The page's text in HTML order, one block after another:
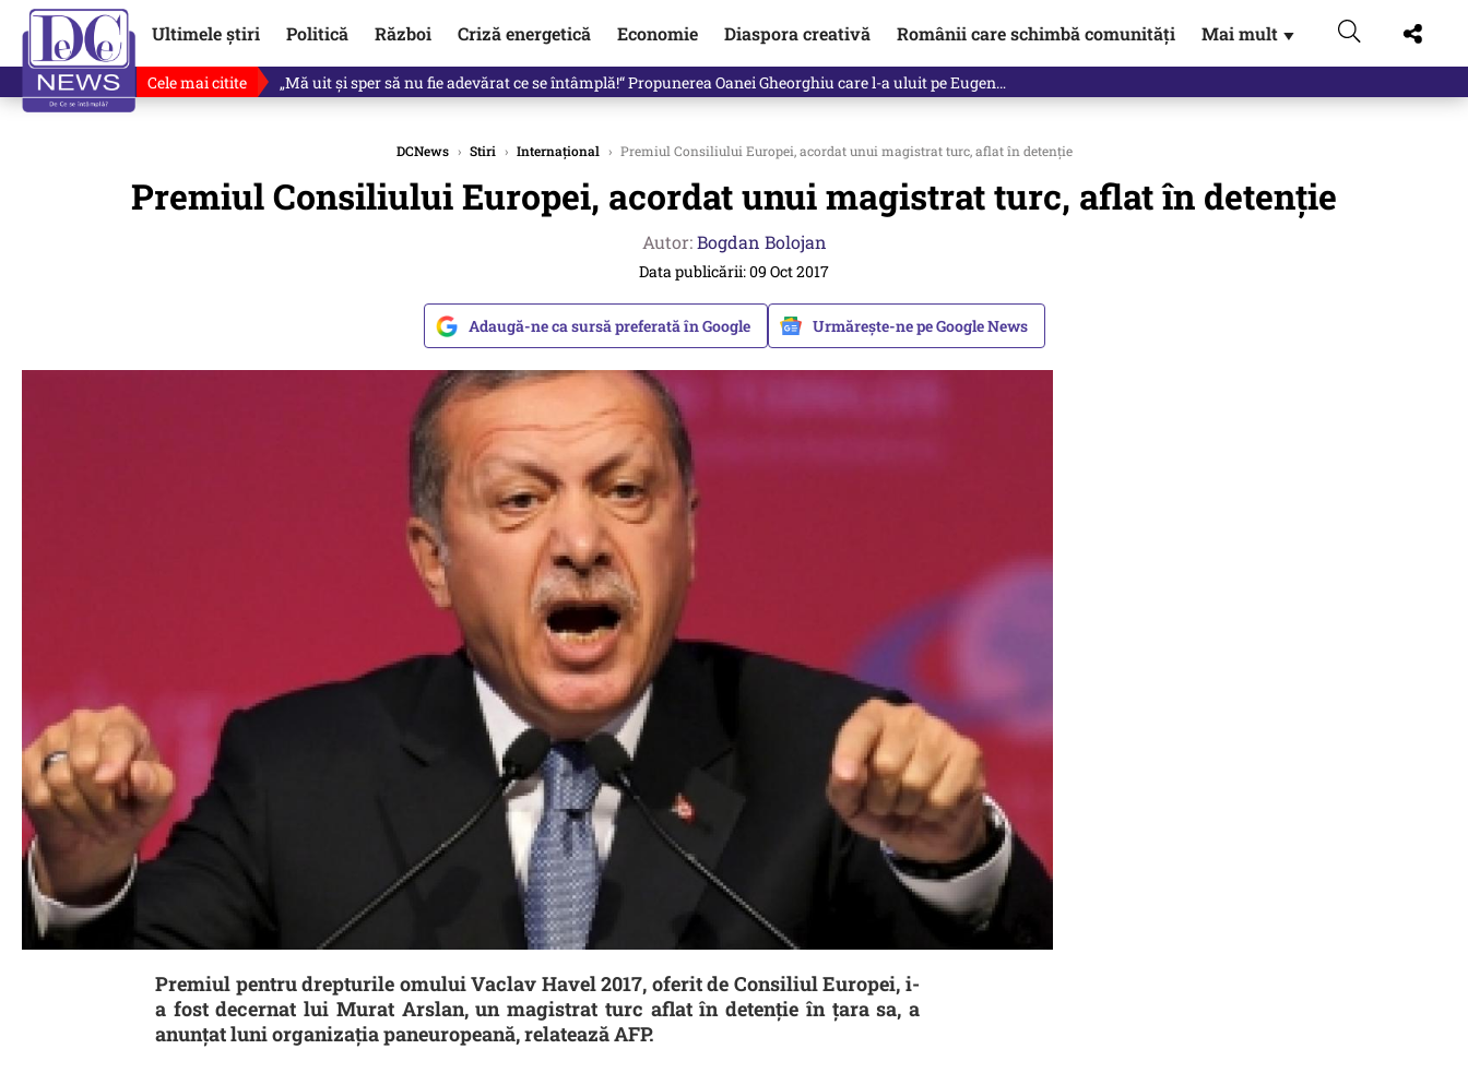
Ultimele știri Politică Război Criză energetică Economie Diaspora creativă Românii care schimbă comunități Mai mult ▼
Cele mai citite Revine în scenă o propunere de premier. Cine ar putea conduce Guvernul din septembrie
DCNews › Stiri › Internațional › Premiul Consiliului Europei, acordat unui magistrat turc, aflat în detenție
Premiul Consiliului Europei, acordat unui magistrat turc, aflat în detenție
Autor:Bogdan Bolojan
Data publicării: 09 Oct 2017
Adaugă-ne ca sursă preferată în Google Urmărește-ne pe Google News
Premiul pentru drepturile omului Vaclav Havel 2017, oferit de Consiliul Europei, i-
a fost decernat lui Murat Arslan, un magistrat turc aflat în detenție în țara sa, a
anunțat luni organizația paneuropeană, relatează AFP.